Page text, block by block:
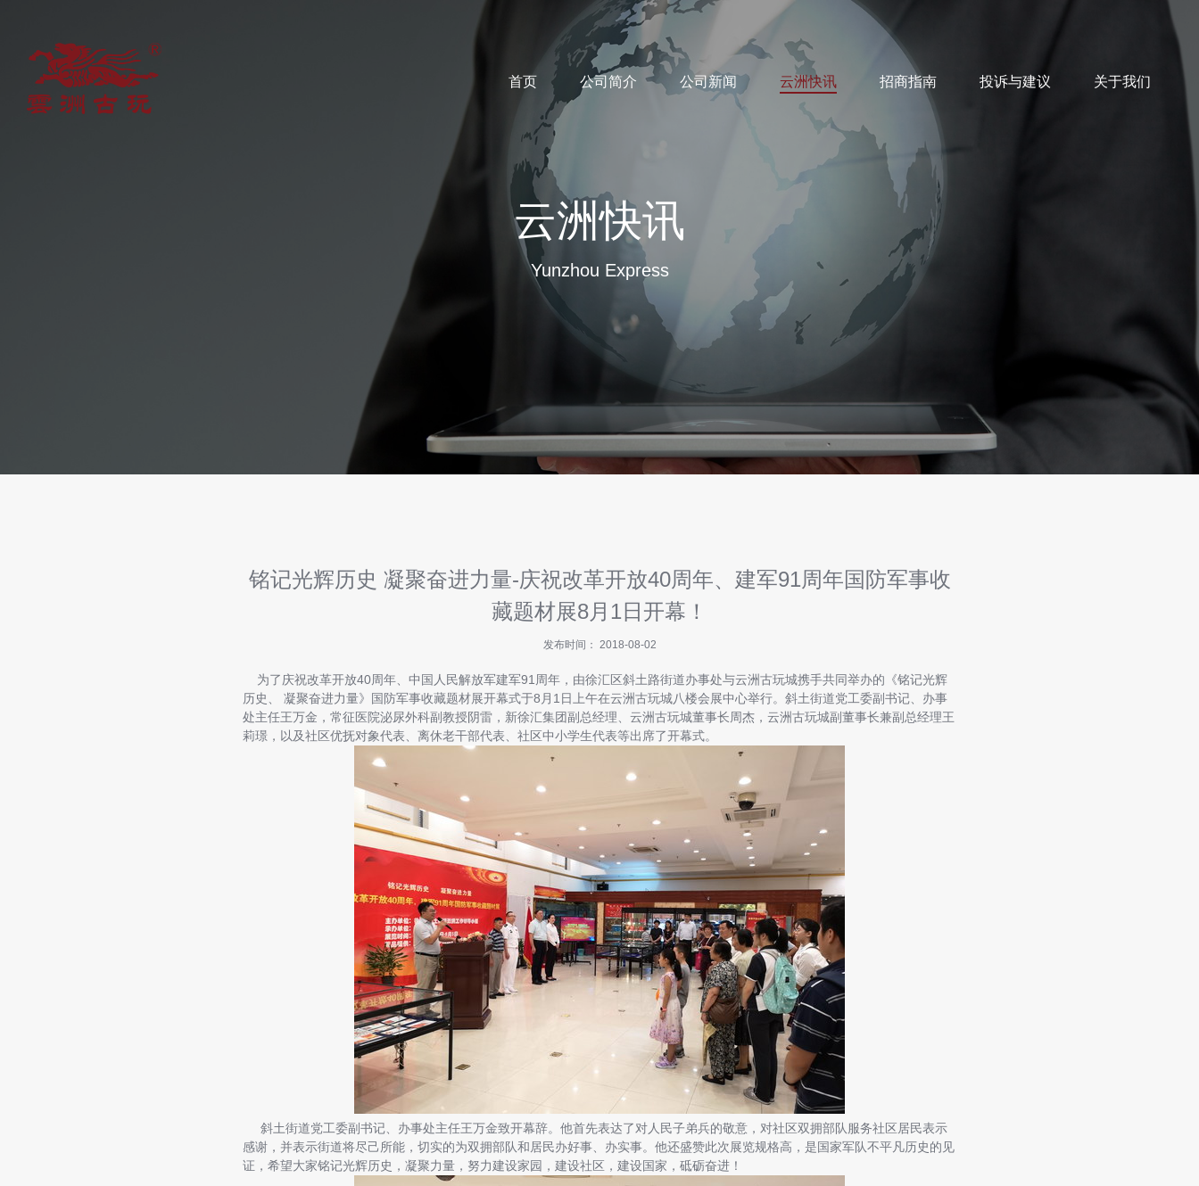
首页 公司简介 公司新闻 云洲快讯 招商指南 投诉与建议 关于我们
云洲快讯
Yunzhou Express
铭记光辉历史 凝聚奋进力量-庆祝改革开放40周年、建军91周年国防军事收
藏题材展8月1日开幕！
发布时间： 2018-08-02
为了庆祝改革开放40周年、中国人民解放军建军91周年，由徐汇区斜土路街道办事处与云洲古玩城携手共同举办的《铭记光辉
历史、 凝聚奋进力量》国防军事收藏题材展开幕式于8月1日上午在云洲古玩城八楼会展中心举行。斜土街道党工委副书记、办事
处主任王万金，常征医院泌尿外科副教授阴雷，新徐汇集团副总经理、云洲古玩城董事长周杰，云洲古玩城副董事长兼副总经理王
莉璟，以及社区优抚对象代表、离休老干部代表、社区中小学生代表等出席了开幕式。
斜土街道党工委副书记、办事处主任王万金致开幕辞。他首先表达了对人民子弟兵的敬意，对社区双拥部队服务社区居民表示
感谢，并表示街道将尽己所能，切实的为双拥部队和居民办好事、办实事。他还盛赞此次展览规格高，是国家军队不平凡历史的见
证，希望大家铭记光辉历史，凝聚力量，努力建设家园，建设社区，建设国家，砥砺奋进！